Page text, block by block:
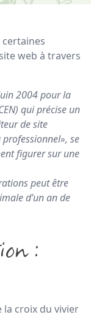
web à travers
2004 pour la
qui précise un
de site
se
figurer sur une
peut être
d’un an de
:
la croix du vivier